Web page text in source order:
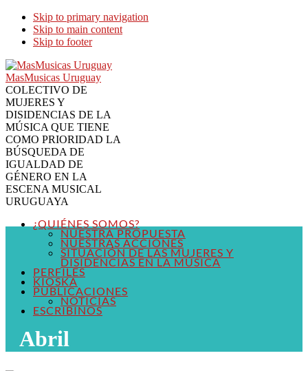
Skip to primary navigation
Skip to main content
Skip to footer
MasMusicas Uruguay
COLECTIVO DE
MUJERES Y
DISIDENCIAS DE LA
MÚSICA QUE TIENE
COMO PRIORIDAD LA
BÚSQUEDA DE
IGUALDAD DE
GÉNERO EN LA
ESCENA MUSICAL
URUGUAYA
¿QUIÉNES SOMOS?
NUESTRA PROPUESTA
NUESTRAS ACCIONES
SITUACIÓN DE LAS MUJERES Y
DISIDENCIAS EN LA MÚSICA
PERFILES
KIOSKA
PUBLICACIONES
NOTICIAS
ESCRIBINOS
Abril